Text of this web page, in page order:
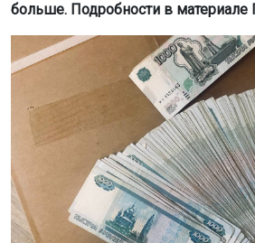
больше. Подробности в материале